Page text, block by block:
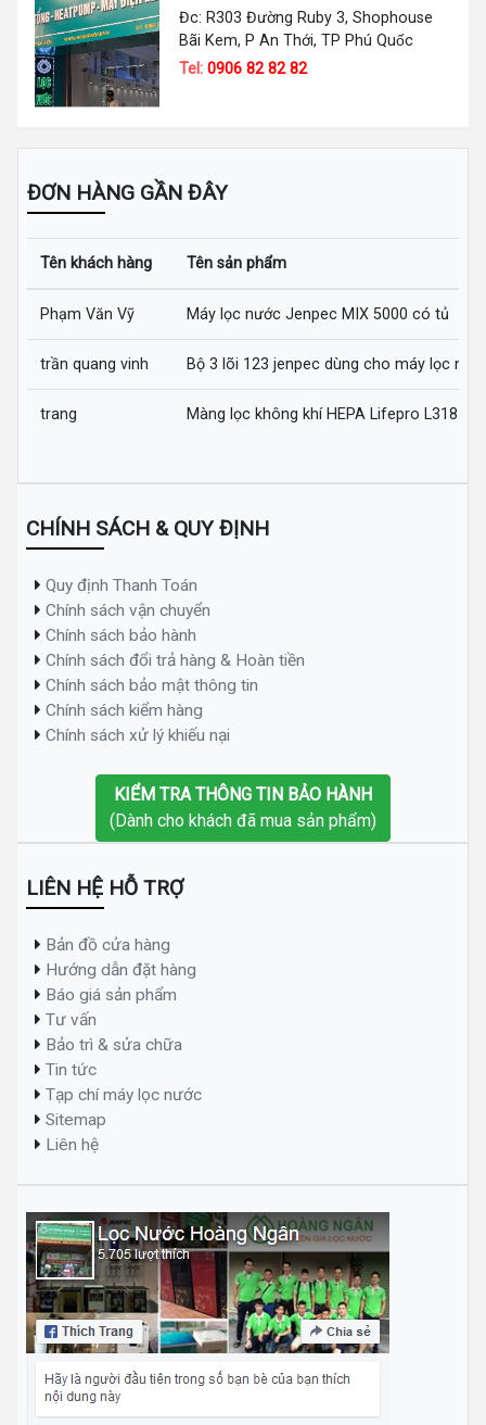
Đc: R303 Đường Ruby 3, Shophouse
Bãi Kem, P An Thới, TP Phú Quốc
Tel:0906 82 82 82
ĐƠN HÀNG GẦN ĐÂY
Tên khách hàng Tên sản phẩm
Phạm Văn Vỹ Máy lọc nước Jenpec MIX 5000 có tủ
trần quang vinh Bộ 3 lõi 123 jenpec dùng cho máy lọc
trang Màng lọc không khí HEPA Lifepro L318-AZ
CHÍNH SÁCH & QUY ĐỊNH
Quy định Thanh Toán
Chính sách vận chuyển
Chính sách bảo hành
Chính sách đổi trả hàng & Hoàn tiền
Chính sách bảo mật thông tin
Chính sách kiểm hàng
Chính sách xử lý khiếu nại
KIỂM TRA THÔNG TIN BẢO HÀNH
(Dành cho khách đã mua sản phẩm)
LIÊN HỆ HỖ TRỢ
Bản đồ cửa hàng
Hướng dẫn đặt hàng
Báo giá sản phẩm
Tư vấn
Bảo trì & sửa chữa
Tin tức
Tạp chí máy lọc nước
Sitemap
Liên hệ